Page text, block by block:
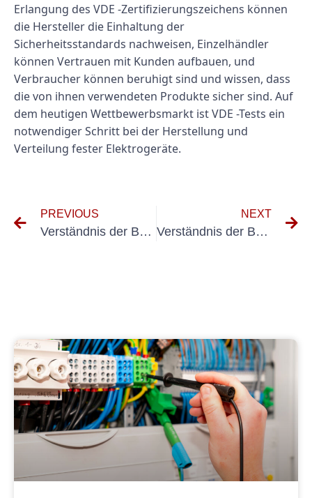
Erlangung des VDE -Zertifizierungszeichens können
die Hersteller die Einhaltung der
Sicherheitsstandards nachweisen, Einzelhändler
können Vertrauen mit Kunden aufbauen, und
Verbraucher können beruhigt sind und wissen, dass
die von ihnen verwendeten Produkte sicher sind. Auf
dem heutigen Wettbewerbsmarkt ist VDE -Tests ein
notwendiger Schritt bei der Herstellung und
Verteilung fester Elektrogeräte.
PREVIOUS
Verständnis der Bedeutung von VDE MÜFUNG NachbSICHV TRBS und DGUV Vorschrift 3
NEXT
Verständnis der Bedeutung von VDE MÜFUNG und BGVA3 für die elektrische Sicherheit